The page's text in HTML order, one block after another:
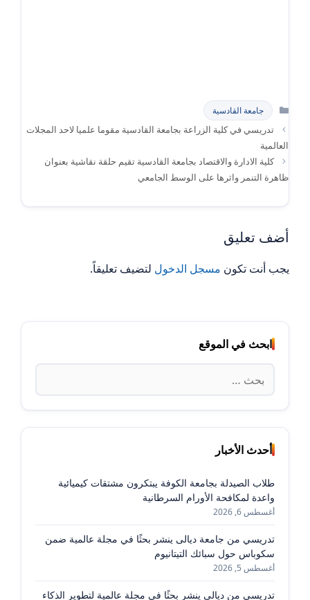
التصنيفات
جامعة القادسية
تدريسي في كلية الزراعة بجامعة القادسية مقوما علميا لاحد المجلات
العالمية
كلية الادارة والاقتصاد بجامعة القادسية تقيم حلقة نقاشية بعنوان
ظاهرة التنمر واثرها على الوسط الجامعي
أضف تعليق
يجب أنت تكون مسجل الدخول لتضيف تعليقاً.
ابحث في الموقع
البحث
عن:
أحدث الأخبار
طلاب الصيدلة بجامعة الكوفة يبتكرون مشتقات كيميائية
واعدة لمكافحة الأورام السرطانية
أغسطس 6, 2026
تدريسي من جامعة ديالى ينشر بحثًا في مجلة عالمية ضمن
سكوباس حول سبائك التيتانيوم
أغسطس 5, 2026
تدريسي من ديالى ينشر بحثًا في مجلة عالمية لتطوير الذكاء